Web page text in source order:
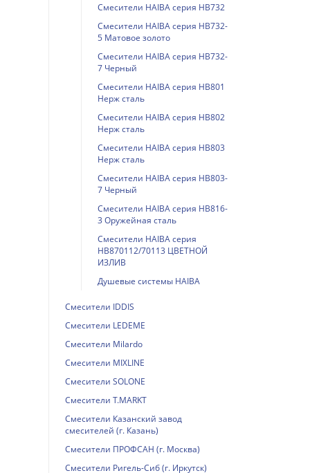
Смесители HAIBA серия HB732
Смесители HAIBA серия HB732-
5 Матовое золото
Смесители HAIBA серия HB732-
7 Черный
Смесители HAIBA серия HB801
Нерж сталь
Смесители HAIBA серия HB802
Нерж сталь
Смесители HAIBA серия HB803
Нерж сталь
Смесители HAIBA серия HB803-
7 Черный
Смесители HAIBA серия HB816-
3 Оружейная сталь
Смесители HAIBA серия
HB870112/70113 ЦВЕТНОЙ
ИЗЛИВ
Душевые системы HAIBA
Смесители IDDIS
Смесители LEDEME
Смесители Milardo
Смесители MIXLINE
Смесители SOLONE
Смесители T.MARKT
Смесители Казанский завод
смесителей (г. Казань)
Смесители ПРОФСАН (г. Москва)
Смесители Ригель-Сиб (г. Иркутск)